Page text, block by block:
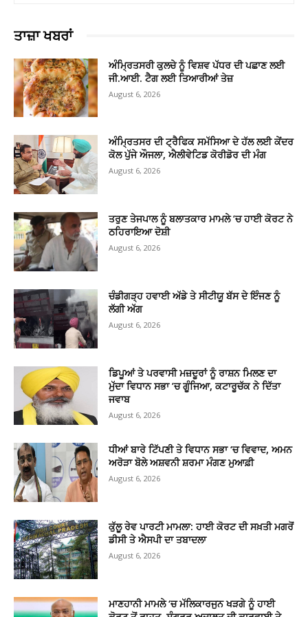
ਤਾਜ਼ਾ ਖਬਰਾਂ
ਅੰਮ੍ਰਿਤਸਰੀ ਕੁਲਚੇ ਨੂੰ ਵਿਸ਼ਵ ਪੱਧਰ ਦੀ ਪਛਾਣ ਲਈ
ਜੀ.ਆਈ. ਟੈਗ ਲਈ ਤਿਆਰੀਆਂ ਤੇਜ਼
August 6, 2026
ਅੰਮ੍ਰਿਤਸਰ ਦੀ ਟ੍ਰੈਫਿਕ ਸਮੱਸਿਆ ਦੇ ਹੱਲ ਲਈ ਕੇਂਦਰ
ਕੋਲ ਪੁੱਜੇ ਔਜਲਾ, ਐਲੀਵੇਟਿਡ ਕੋਰੀਡੋਰ ਦੀ ਮੰਗ
August 6, 2026
ਤਰੁਣ ਤੇਜਪਾਲ ਨੂੰ ਬਲਾਤਕਾਰ ਮਾਮਲੇ ’ਚ ਹਾਈ ਕੋਰਟ ਨੇ
ਠਹਿਰਾਇਆ ਦੋਸ਼ੀ
August 6, 2026
ਚੰਡੀਗੜ੍ਹ ਹਵਾਈ ਅੱਡੇ ਤੇ ਸੀਟੀਯੂ ਬੱਸ ਦੇ ਇੰਜਣ ਨੂੰ
ਲੱਗੀ ਅੱਗ
August 6, 2026
ਡਿਪੂਆਂ ਤੇ ਪਰਵਾਸੀ ਮਜ਼ਦੂਰਾਂ ਨੂੰ ਰਾਸ਼ਨ ਮਿਲਣ ਦਾ
ਮੁੱਦਾ ਵਿਧਾਨ ਸਭਾ ’ਚ ਗੂੰਜਿਆ, ਕਟਾਰੂਚੱਕ ਨੇ ਦਿੱਤਾ
ਜਵਾਬ
August 6, 2026
ਧੀਆਂ ਬਾਰੇ ਟਿੱਪਣੀ ਤੇ ਵਿਧਾਨ ਸਭਾ ‘ਚ ਵਿਵਾਦ, ਅਮਨ
ਅਰੋੜਾ ਬੋਲੇ ਅਸ਼ਵਨੀ ਸ਼ਰਮਾ ਮੰਗਣ ਮੁਆਫ਼ੀ
August 6, 2026
ਕੁੱਲੂ ਰੇਵ ਪਾਰਟੀ ਮਾਮਲਾ: ਹਾਈ ਕੋਰਟ ਦੀ ਸਖ਼ਤੀ ਮਗਰੋਂ
ਡੀਸੀ ਤੇ ਐਸਪੀ ਦਾ ਤਬਾਦਲਾ
August 6, 2026
ਮਾਣਹਾਨੀ ਮਾਮਲੇ ‘ਚ ਮੱਲਿਕਾਰਜੁਨ ਖੜਗੇ ਨੂੰ ਹਾਈ